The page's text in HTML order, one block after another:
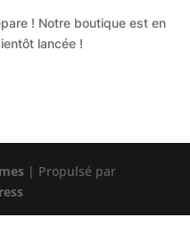
! Notre boutique est en
lancée !
| Propulsé par